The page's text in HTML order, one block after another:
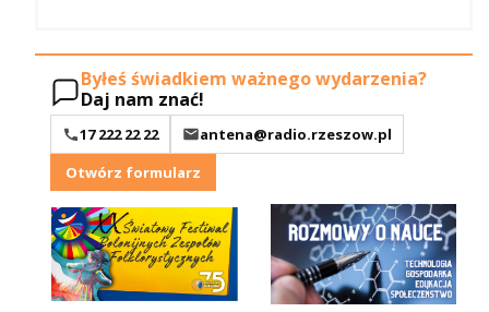
Byłeś świadkiem ważnego wydarzenia?
Daj nam znać!
17 222 22 22
antena@radio.rzeszow.pl
Otwórz formularz